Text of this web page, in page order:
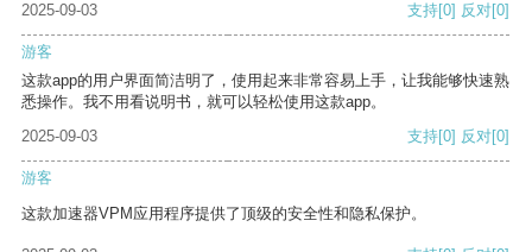
2025-09-03
支持[0] 反对[0]
游客
这款app的用户界面简洁明了，使用起来非常容易上手，让我能够快速熟
悉操作。我不用看说明书，就可以轻松使用这款app。
2025-09-03
支持[0] 反对[0]
游客
这款加速器VPM应用程序提供了顶级的安全性和隐私保护。